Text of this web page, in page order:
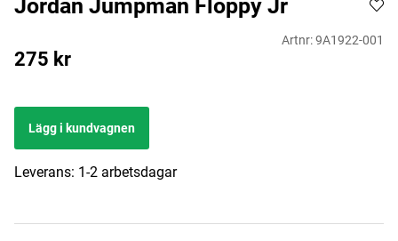
Jordan Jumpman Floppy Jr
Artnr:9A1922-001
275 kr
Lägg i kundvagnen
Leverans: 1-2 arbetsdagar